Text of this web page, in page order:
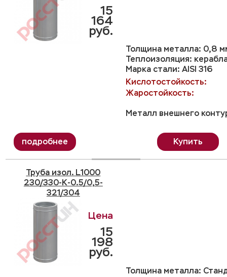
Толщина металла: 0,8
Теплоизоляция:
Марка стали: AISI 316
Кислотостойкость:
Жаростойкость:
Металл внешнего
15
164
руб.
Купить
Труба изол. L1000
230/330-K-0.5/0,5-
321/304
Толщина металла:
15
198
руб.